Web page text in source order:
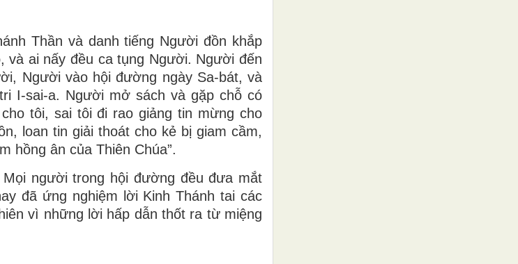
Thần và danh tiếng Người đồn khắp
và ai nấy đều ca tụng Người. Người đến
Người vào hội đường ngày Sa-bát, và
I-sai-a. Người mở sách và gặp chỗ có
tôi, sai tôi đi rao giảng tin mừng cho
loan tin giải thoát cho kẻ bị giam cầm,
hồng ân của Thiên Chúa”.
người trong hội đường đều đưa mắt
đã ứng nghiệm lời Kinh Thánh tai các
vì những lời hấp dẫn thốt ra từ miệng